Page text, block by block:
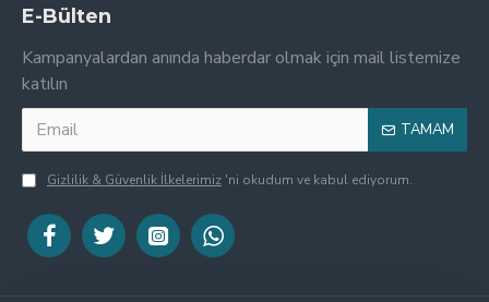
E-Bülten
Kampanyalardan anında haberdar olmak için mail listemize
katılın
TAMAM
Gizlilik & Güvenlik İlkelerimiz 'ni okudum ve kabul ediyorum.